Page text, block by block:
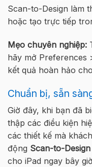
Scan-to-Design làm
hoặc tạo trực tiếp
Mẹo chuyên nghiệp:
hãy mở Preferences
kết quả hoàn hảo
Chuẩn bị, sẵn
Giờ đây, khi bạn đã
thập các điều kiện
các thiết kế mà
động Scan-to-Design
cho iPad ngay bây